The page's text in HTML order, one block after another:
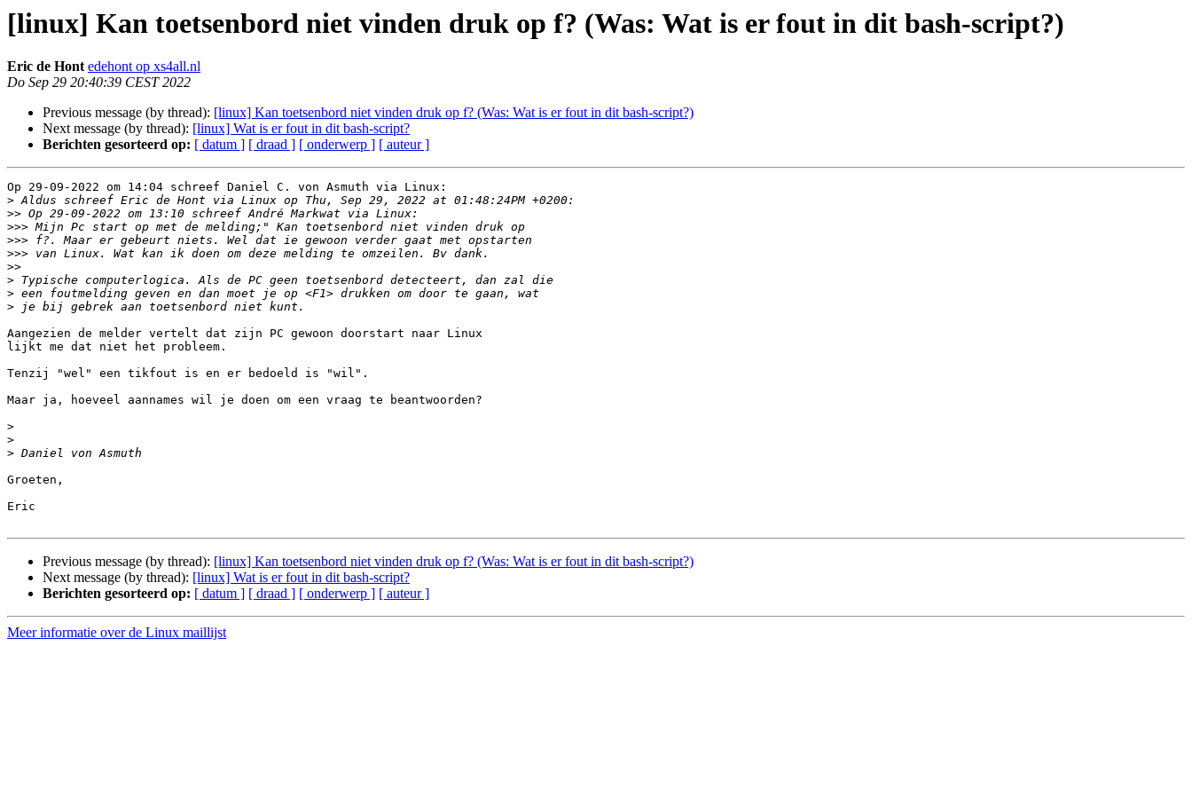
[linux] Kan toetsenbord niet vinden druk op f? (Was: Wat is er fout in dit bash-script?)
Eric de Hont edehont op xs4all.nl
Do Sep 29 20:40:39 CEST 2022
Previous message (by thread): [linux] Kan toetsenbord niet vinden druk op f? (Was: Wat is er fout in dit bash-script?)
Next message (by thread): [linux] Wat is er fout in dit bash-script?
Berichten gesorteerd op: [ datum ] [ draad ] [ onderwerp ] [ auteur ]
Op 29-09-2022 om 14:04 schreef Daniel C. von Asmuth via Linux:
>
>>
>>>
>>>
>>>
>>
>
>
>
Aangezien de melder vertelt dat zijn PC gewoon doorstart naar Linux
lijkt me dat niet het probleem.
Tenzij "wel" een tikfout is en er bedoeld is "wil".
Maar ja, hoeveel aannames wil je doen om een vraag te beantwoorden?
>
>
>
Groeten,
Eric
Previous message (by thread): [linux] Kan toetsenbord niet vinden druk op f? (Was: Wat is er fout in dit bash-script?)
Next message (by thread): [linux] Wat is er fout in dit bash-script?
Berichten gesorteerd op: [ datum ] [ draad ] [ onderwerp ] [ auteur ]
Meer informatie over de Linux maillijst